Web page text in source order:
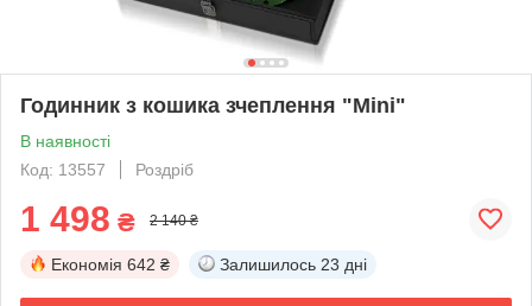
Годинник з кошика зчеплення "Mini"
В наявності
Код: 13557
Роздріб
1 498 ₴ 2 140 ₴
Економія 642 ₴ Залишилось 23 дні